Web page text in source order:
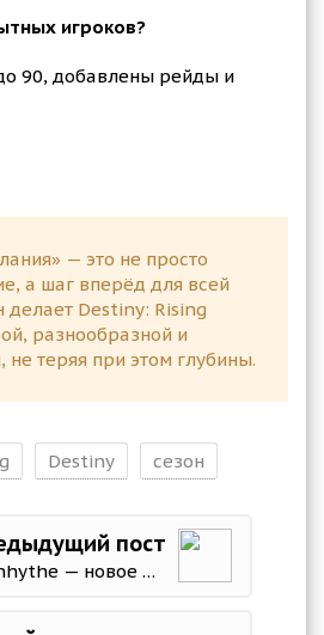
игроков?
90, добавлены рейды и
— это не просто
а шаг вперёд для всей
делает Destiny: Rising
разнообразной и
не теряя при этом глубины.
Destiny сезон
пост
RuneScape Havenhythe — новое расширение